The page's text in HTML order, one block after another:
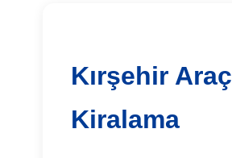
Kırşehir Araç
Kiralama